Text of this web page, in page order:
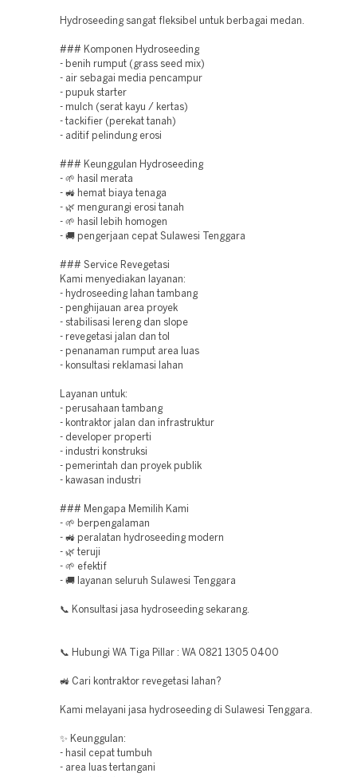
Hydroseeding sangat fleksibel untuk berbagai medan.
### Komponen Hydroseeding
- benih rumput (grass seed mix)
- air sebagai media pencampur
- pupuk starter
- mulch (serat kayu / kertas)
- tackifier (perekat tanah)
- aditif pelindung erosi
### Keunggulan Hydroseeding
- 🌱 hasil merata
- 🚜 hemat biaya tenaga
- 🌿 mengurangi erosi tanah
- 🌱 hasil lebih homogen
- 🚚 pengerjaan cepat Sulawesi Tenggara
### Service Revegetasi
Kami menyediakan layanan:
- hydroseeding lahan tambang
- penghijauan area proyek
- stabilisasi lereng dan slope
- revegetasi jalan dan tol
- penanaman rumput area luas
- konsultasi reklamasi lahan
Layanan untuk:
- perusahaan tambang
- kontraktor jalan dan infrastruktur
- developer properti
- industri konstruksi
- pemerintah dan proyek publik
- kawasan industri
### Mengapa Memilih Kami
- 🌱 berpengalaman
- 🚜 peralatan hydroseeding modern
- 🌿 teruji
- 🌱 efektif
- 🚚 layanan seluruh Sulawesi Tenggara
📞 Konsultasi jasa hydroseeding sekarang.
📞 Hubungi WA Tiga Pillar : WA 0821 1305 0400
🚜 Cari kontraktor revegetasi lahan?
Kami melayani jasa hydroseeding di Sulawesi Tenggara.
✨ Keunggulan:
- hasil cepat tumbuh
- area luas tertangani